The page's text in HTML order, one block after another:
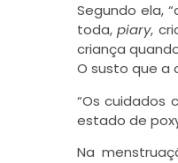
Segundo ela,
toda,piary,
criança
O susto que a
“Os cuidados
estado de
Na